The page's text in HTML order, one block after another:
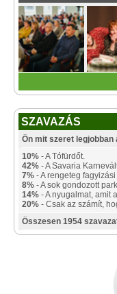
SZAVAZÁS
Ön mit szeret
10% - A Tófürdőt.
42% - A Savaria
7% - A rengeteg
8% - A sok gondozott
14% - A nyugalmat, amit
20% - Csak az számít,
Összesen 1954